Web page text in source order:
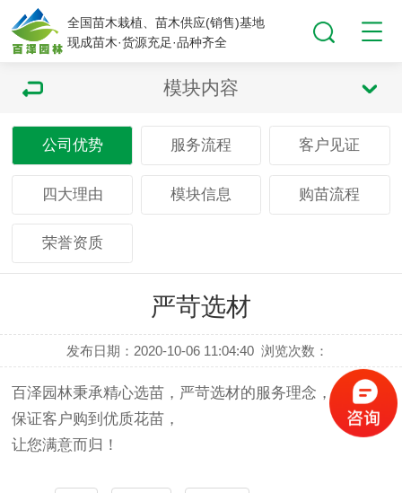
全国苗木栽植、苗木供应(销售)基地
现成苗木·货源充足·品种齐全
模块内容
公司优势 服务流程 客户见证
四大理由 模块信息 购苗流程
荣誉资质
严苛选材
发布日期：2020-10-06 11:04:40 浏览次数：
百泽园林秉承精心选苗，严苛选材的服务理念，
保证客户购到优质花苗，
让您满意而归！